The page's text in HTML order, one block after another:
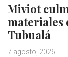
Miviot
materiales
Tubualá
7 agosto, 2026